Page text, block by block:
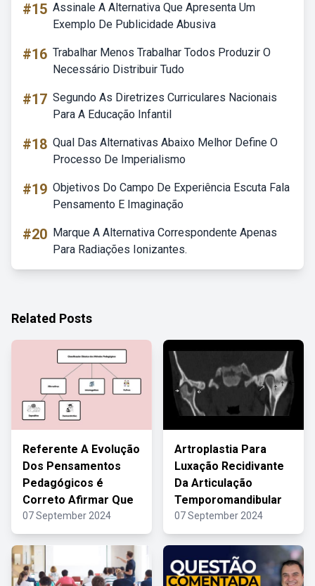
#15 Assinale A Alternativa Que Apresenta Um
Exemplo De Publicidade Abusiva
#16 Trabalhar Menos Trabalhar Todos Produzir O
Necessário Distribuir Tudo
#17 Segundo As Diretrizes Curriculares Nacionais
Para A Educação Infantil
#18 Qual Das Alternativas Abaixo Melhor Define O
Processo De Imperialismo
#19 Objetivos Do Campo De Experiência Escuta Fala
Pensamento E Imaginação
#20 Marque A Alternativa Correspondente Apenas
Para Radiações Ionizantes.
Related Posts
Referente A Evolução
Dos Pensamentos
Pedagógicos é
Correto Afirmar Que
07 September 2024
Artroplastia Para
Luxação Recidivante
Da Articulação
Temporomandibular
07 September 2024